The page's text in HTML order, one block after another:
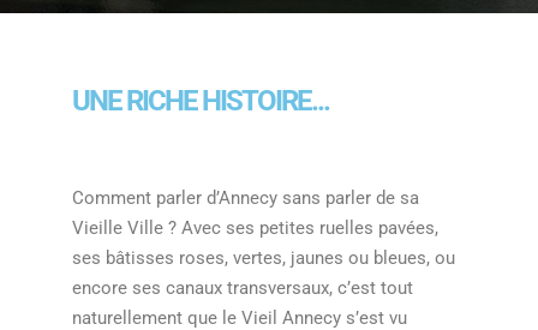
UNE RICHE HISTOIRE...
Comment parler d’Annecy sans parler de sa
Vieille Ville ? Avec ses petites ruelles pavées,
ses bâtisses roses, vertes, jaunes ou bleues, ou
encore ses canaux transversaux, c’est tout
naturellement que le Vieil Annecy s’est vu